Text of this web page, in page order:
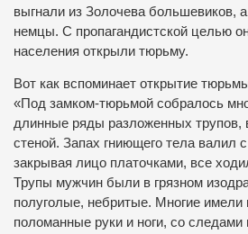
выгнали из Золочева большевиков,
немцы. С пропагандистской целью
населения открыли тюрьму.
Вот как вспоминает открытие
«Под замком-тюрьмой собралось
длинные ряды разложенных трупов,
стеной. Запах гниющего тела валил
закрывая лицо платочками, все
Трупы мужчин были в грязном
полуголые, небритые. Многие имели
поломанные руки и ноги, со